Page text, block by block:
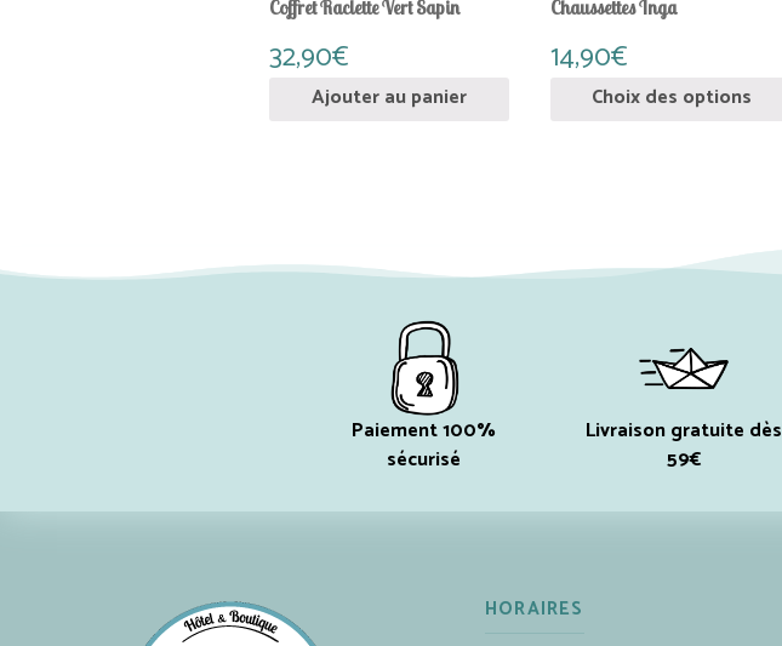
Coffret Raclette Vert Sapin
32,90€
Ajouter au panier
Chaussettes Inga
14,90€
Choix des options
page
produit
Paiement 100%
sécurisé
Livraison gratuite dès
59€
HORAIRES